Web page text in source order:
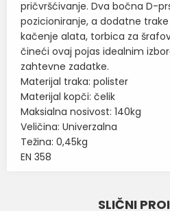
pričvršćivanje. Dva bočna D-
pozicioniranje, a dodatne
kačenje alata, torbica za
čineći ovaj pojas idealnim
zahtevne zadatke.
Materijal traka: polister
Materijal kopči: čelik
Maksialna nosivost: 140kg
Veličina: Univerzalna
Težina: 0,45kg
EN 358
SLIČNI